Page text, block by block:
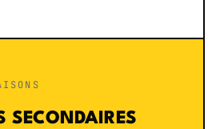
SECONDAIRES